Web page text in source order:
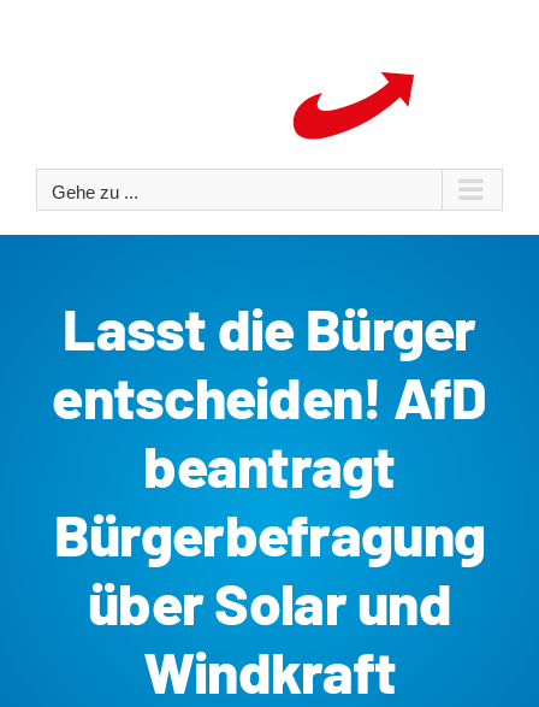
Gehe zu ...
Lasst die Bürger
entscheiden! AfD
beantragt
Bürgerbefragung
über Solar und
Windkraft